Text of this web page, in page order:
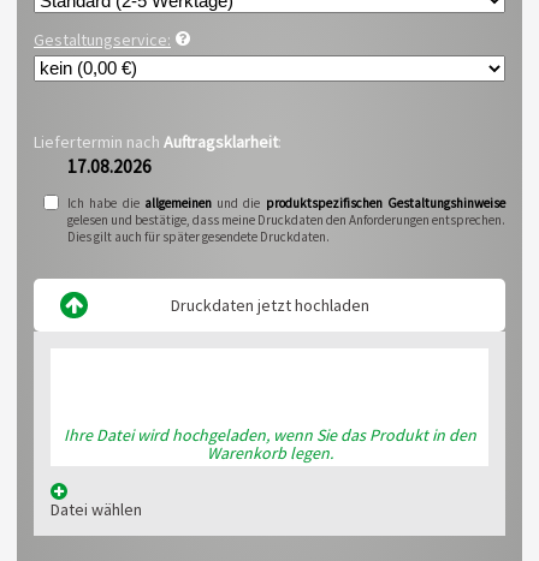
Gestaltungservice:
Liefertermin nach Auftragsklarheit:
17.08.2026
Ich habe die allgemeinenund die produktspezifischen Gestaltungshinweise
gelesen und bestätige, dass meine Druckdaten den Anforderungen entsprechen.
Dies gilt auch für später gesendete Druckdaten.
Druckdaten jetzt hochladen
Ihre Datei wird hochgeladen, wenn Sie das Produkt in den
Warenkorb legen.
Datei wählen